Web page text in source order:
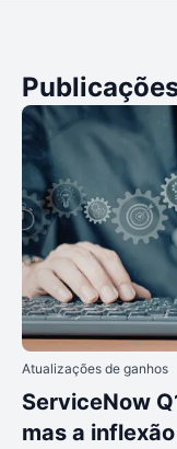
Atualizações de ganhos
ServiceNow
mas a